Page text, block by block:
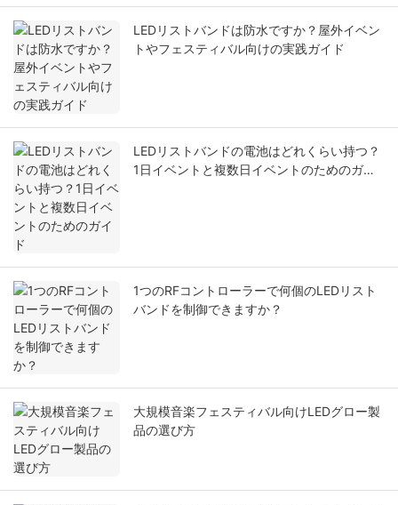
LEDリストバンドは防水ですか？屋外イベン
トやフェスティバル向けの実践ガイド
LEDリストバンドの電池はどれくらい持つ？
1日イベントと複数日イベントのためのガイ
1つのRFコントローラーで何個のLEDリスト
バンドを制御できますか？
大規模音楽フェスティバル向けLEDグロー製
品の選び方